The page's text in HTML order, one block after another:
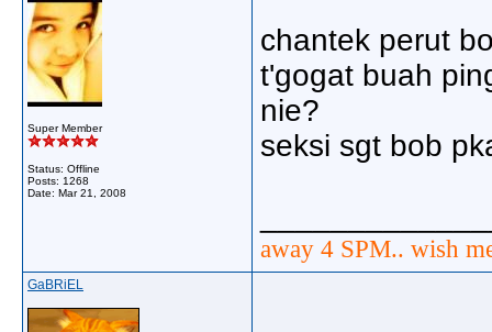
Super Member
Status: Offline
Posts: 1268
Date: Mar 21, 2008
chantek perut
t'gogat buah
nie?
seksi sgt bob
away 4 SPM.. wish
GaBRiEL